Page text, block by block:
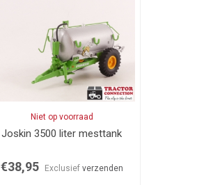
Niet op voorraad
Joskin 3500 liter mesttank
€38,95 Exclusief verzenden